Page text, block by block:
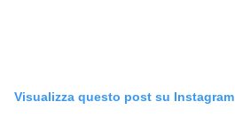
Visualizza questo post su Instagram